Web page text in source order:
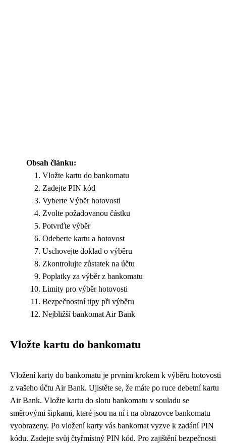
Obsah článku:
Vložte kartu do bankomatu
Zadejte PIN kód
Vyberte Výběr hotovosti
Zvolte požadovanou částku
Potvrďte výběr
Odeberte kartu a hotovost
Uschovejte doklad o výběru
Zkontrolujte zůstatek na účtu
Poplatky za výběr z bankomatu
Limity pro výběr hotovosti
Bezpečnostní tipy při výběru
Nejbližší bankomat Air Bank
Vložte kartu do bankomatu
Vložení karty do bankomatu je prvním krokem k výběru hotovosti
z vašeho účtu Air Bank. Ujistěte se, že máte po ruce debetní kartu
Air Bank. Vložte kartu do slotu bankomatu v souladu se
směrovými šipkami, které jsou na ní i na obrazovce bankomatu
vyobrazeny. Po vložení karty vás bankomat vyzve k zadání PIN
kódu. Zadejte svůj čtyřmístný PIN kód. Pro zajištění bezpečnosti